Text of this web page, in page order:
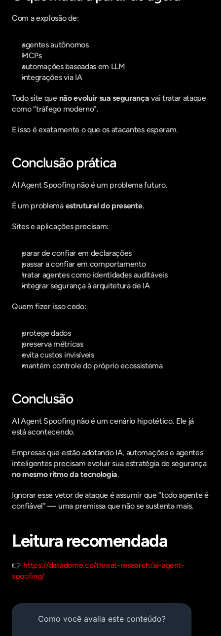
Com a explosão de:
agentes autônomos
MCPs
automações baseadas em LLM
integrações via IA
Todo site que não evoluir sua segurança vai tratar ataque
como “tráfego moderno”.
E isso é exatamente o que os atacantes esperam.
Conclusão prática
AI Agent Spoofing não é um problema futuro.
É um problema estrutural do presente.
Sites e aplicações precisam:
parar de confiar em declarações
passar a confiar em comportamento
tratar agentes como identidades auditáveis
integrar segurança à arquitetura de IA
Quem fizer isso cedo:
protege dados
preserva métricas
evita custos invisíveis
mantém controle do próprio ecossistema
Conclusão
AI Agent Spoofing não é um cenário hipotético. Ele já
está acontecendo.
Empresas que estão adotando IA, automações e agentes
inteligentes precisam evoluir sua estratégia de segurança
no mesmo ritmo da tecnologia.
Ignorar esse vetor de ataque é assumir que “todo agente é
confiável” — uma premissa que não se sustenta mais.
Leitura recomendada
👉 https://datadome.co/threat-research/ai-agent-
spoofing/